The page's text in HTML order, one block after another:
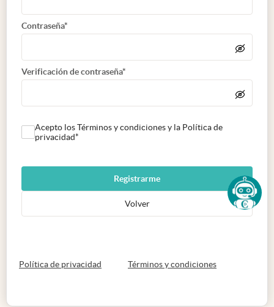
Contraseña*
Verificación de contraseña*
Acepto los Términos y condiciones y la Política de
privacidad*
Registrarme
Volver
Política de privacidad abre en nueva pestaña
Términos y condicionesabre en nueva